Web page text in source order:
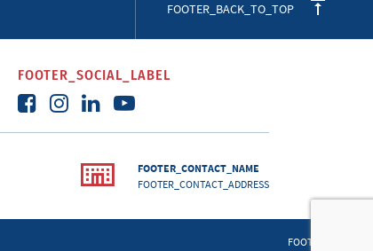
FOOTER_BACK_TO_TOP
FOOTER_SOCIAL_LABEL
FOOTER_CONTACT_NAME
FOOTER_CONTACT_ADDRESS
FOOTER_TERMS